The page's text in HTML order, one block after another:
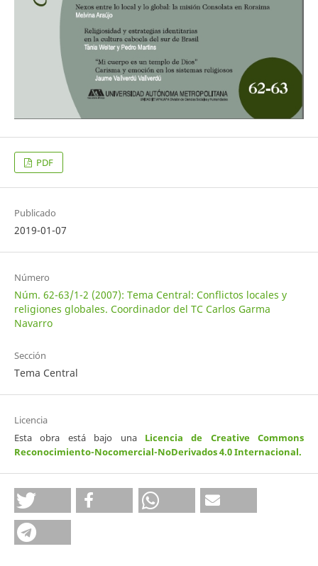
PDF
Publicado
2019-01-07
Número
Núm. 62-63/1-2 (2007): Tema Central: Conflictos locales y
religiones globales. Coordinador del TC Carlos Garma
Navarro
Sección
Tema Central
Licencia
Esta obra está bajo una Licencia de Creative Commons
Reconocimiento-Nocomercial-NoDerivados 4.0 Internacional.